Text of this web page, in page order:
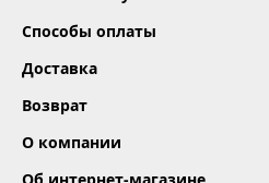
Способы оплаты
Доставка
Возврат
О компании